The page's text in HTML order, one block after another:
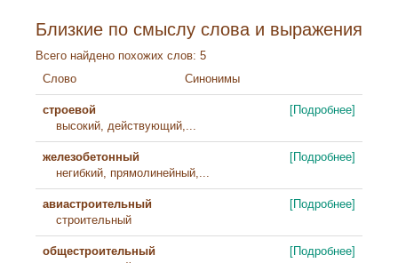
Близкие по смыслу слова и выражения
Всего найдено похожих слов: 5
Слово
Синонимы
строевой
высокий, действующий,...
[Подробнее]
железобетонный
негибкий, прямолинейный,...
[Подробнее]
авиастроительный
строительный
[Подробнее]
общестроительный
[Подробнее]